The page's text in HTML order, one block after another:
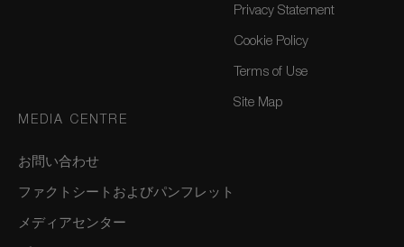
Privacy Statement
Cookie Policy
Terms of Use
Site Map
MEDIA CENTRE
お問い合わせ
ファクトシートおよびパンフレット
メディアセンター